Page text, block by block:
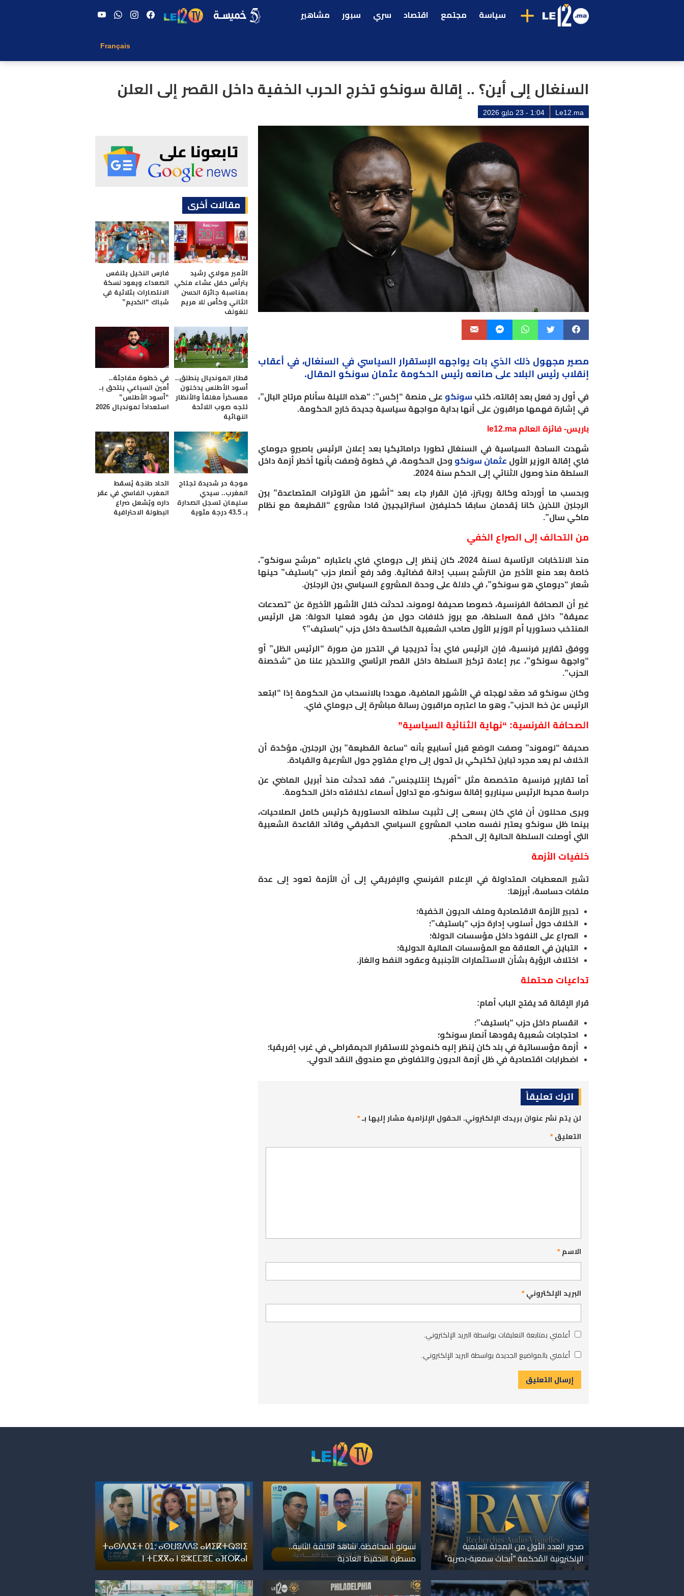
+ سياسة مجتمع اقتصاد سري سبور مشاهير
Français
السنغال إلى أين؟ .. إقالة سونكو تخرج الحرب الخفية داخل القصر إلى العلن
Le12.ma 1:04 - 23 مايو 2026
مصير مجهول ذلك الذي بات يواجهه الإستقرار السياسي في السنغال، في أعقاب
إنقلاب رئيس البلاد على صانعه رئيس الحكومة عثمان سونكو المقال.
في أول رد فعل بعد إقالته، كتب سونكو على منصة “إكس”: “هذه الليلة سأنام مرتاح البال”،
في إشارة فهمها مراقبون على أنها بداية مواجهة سياسية جديدة خارج الحكومة.
باريس- فائزة العالم le12.ma
شهدت الساحة السياسية في السنغال تطورا دراماتيكيا بعد إعلان الرئيس باصيرو ديوماي
فاي إقالة الوزير الأول عثمان سونكو وحل الحكومة، في خطوة وُصفت بأنها أخطر أزمة داخل
السلطة منذ وصول الثنائي إلى الحكم سنة 2024.
وبحسب ما أوردته وكالة رويترز، فإن القرار جاء بعد “أشهر من التوترات المتصاعدة” بين
الرجلين اللذين كانا يُقدمان سابقا كحليفين استراتيجيين قادا مشروع “القطيعة مع نظام
ماكي سال”.
من التحالف إلى الصراع الخفي
منذ الانتخابات الرئاسية لسنة 2024، كان يُنظر إلى ديوماي فاي باعتباره “مرشح سونكو”،
خاصة بعد منع الأخير من الترشح بسبب إدانة قضائية. وقد رفع أنصار حزب “باستيف” حينها
شعار “ديوماي هو سونكو”، في دلالة على وحدة المشروع السياسي بين الرجلين.
غير أن الصحافة الفرنسية، خصوصا صحيفة لوموند، تحدثت خلال الأشهر الأخيرة عن “تصدعات
عميقة” داخل قمة السلطة، مع بروز خلافات حول من يقود فعليا الدولة:هل الرئيس
المنتخب دستوريا أم الوزير الأول صاحب الشعبية الكاسحة داخل حزب “باستيف”؟
ووفق تقارير فرنسية، فإن الرئيس فاي بدأ تدريجيا في التحرر من صورة “الرئيس الظل” أو
“واجهة سونكو”، عبر إعادة تركيز السلطة داخل القصر الرئاسي والتحذير علنا من “شخصنة
الحزب”.
وكان سونكو قد صعّد لهجته في الأشهر الماضية، مهددا بالانسحاب من الحكومة إذا “ابتعد
الرئيس عن خط الحزب”، وهو ما اعتبره مراقبون رسالة مباشرة إلى ديوماي فاي.
الصحافة الفرنسية: “نهاية الثنائية السياسية”
صحيفة “لوموند” وصفت الوضع قبل أسابيع بأنه “ساعة القطيعة” بين الرجلين، مؤكدة أن
الخلاف لم يعد مجرد تباين تكتيكي بل تحول إلى صراع مفتوح حول الشرعية والقيادة.
أما تقارير فرنسية متخصصة مثل “أفريكا إنتليجنس”، فقد تحدثت منذ أبريل الماضي عن
دراسة محيط الرئيس سيناريو إقالة سونكو، مع تداول أسماء لخلافته داخل الحكومة.
ويرى محللون أن فاي كان يسعى إلى تثبيت سلطته الدستورية كرئيس كامل الصلاحيات،
بينما ظل سونكو يعتبر نفسه صاحب المشروع السياسي الحقيقي وقائد القاعدة الشعبية
التي أوصلت السلطة الحالية إلى الحكم.
خلفيات الأزمة
تشير المعطيات المتداولة في الإعلام الفرنسي والإفريقي إلى أن الأزمة تعود إلى عدة
ملفات حساسة، أبرزها:
تدبير الأزمة الاقتصادية وملف الديون الخفية؛
الخلاف حول أسلوب إدارة حزب “باستيف”؛
الصراع على النفوذ داخل مؤسسات الدولة؛
التباين في العلاقة مع المؤسسات المالية الدولية؛
اختلاف الرؤية بشأن الاستثمارات الأجنبية وعقود النفط والغاز.
تداعيات محتملة
قرار الإقالة قد يفتح الباب أمام:
انقسام داخل حزب “باستيف”؛
احتجاجات شعبية يقودها أنصار سونكو؛
أزمة مؤسساتية في بلد كان يُنظر إليه كنموذج للاستقرار الديمقراطي في غرب إفريقيا؛
اضطرابات اقتصادية في ظل أزمة الديون والتفاوض مع صندوق النقد الدولي.
اترك تعليقاً
لن يتم نشر عنوان بريدك الإلكتروني. الحقول الإلزامية مشار إليها بـ*
التعليق*
الاسم*
البريد الإلكتروني*
أعلمني بمتابعة التعليقات بواسطة البريد الإلكتروني.
أعلمني بالمواضيع الجديدة بواسطة البريد الإلكتروني.
مقالات أخرى
الأمير مولاي رشيد
يترأس حفل عشاء ملكي
بمناسبة جائزة الحسن
الثاني وكأس للا مريم
للغولف
فارس النخيل يتنفس
الصعداء ويعود لسكة
الانتصارات بثلاثية في
شباك “الكديم”
قطار المونديال ينطلق..
أسود الأطلس يدخلون
معسكراً مغلقاً والأنظار
تتجه صوب اللائحة
النهائية
​في خطوة مفاجئة..
أمين السباعي يلتحق بـ
“أسود الأطلس”
استعداداً لمونديال 2026
موجة حر شديدة تجتاح
المغرب.. سيدي
سليمان تسجل الصدارة
بـ 43.5 درجة مئوية
​اتحاد طنجة يُسقط
المغرب الفاسي في عقر
داره ويُشعل صراع
البطولة الاحترافية
صدور العدد الأول من المجلة العلمية
الإلكترونية المُحكمة “أبحاث سمعية-بصرية”
نسولو المحافظة. شاهد الحلقة الثانية..
مسطرة التحفيظ العادية
ⵜⴰⵙⴷⴷⵉⵜ 01: ⴰⵙⵡⵓⴷⴷⵓ ⴰⵍⵉⴽⵜⵕⵓⵏⵉ
ⵏ ⵜⵎⴳⴳⴰ ⵏ ⵓⵣⵎⵎⴻⵎ ⴰⴼⵔⴽⴰⵏ